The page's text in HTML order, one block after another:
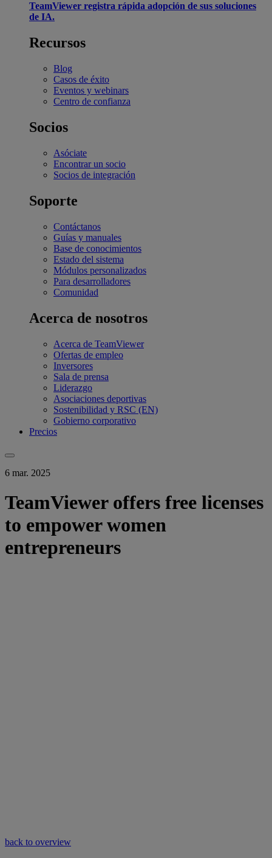
TeamViewer registra rápida adopción de sus soluciones
de IA.
Recursos
Blog
Casos de éxito
Eventos y webinars
Centro de confianza
Socios
Asóciate
Encontrar un socio
Socios de integración
Soporte
Contáctanos
Guías y manuales
Base de conocimientos
Estado del sistema
Módulos personalizados
Para desarrolladores
Comunidad
Acerca de nosotros
Acerca de TeamViewer
Ofertas de empleo
Inversores
Sala de prensa
Liderazgo
Asociaciones deportivas
Sostenibilidad y RSC (EN)
Gobierno corporativo
Precios
6 mar. 2025
TeamViewer offers free licenses
to empower women
entrepreneurs
back to overview